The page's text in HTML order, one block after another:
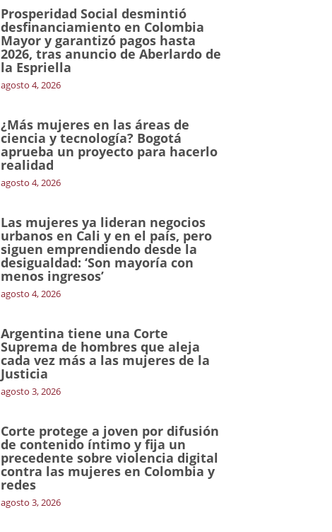
Prosperidad Social desmintió
desfinanciamiento en Colombia
Mayor y garantizó pagos hasta
2026, tras anuncio de Aberlardo de
la Espriella
agosto 4, 2026
¿Más mujeres en las áreas de
ciencia y tecnología? Bogotá
aprueba un proyecto para hacerlo
realidad
agosto 4, 2026
Las mujeres ya lideran negocios
urbanos en Cali y en el país, pero
siguen emprendiendo desde la
desigualdad: ‘Son mayoría con
menos ingresos’
agosto 4, 2026
Argentina tiene una Corte
Suprema de hombres que aleja
cada vez más a las mujeres de la
Justicia
agosto 3, 2026
Corte protege a joven por difusión
de contenido íntimo y fija un
precedente sobre violencia digital
contra las mujeres en Colombia y
redes
agosto 3, 2026